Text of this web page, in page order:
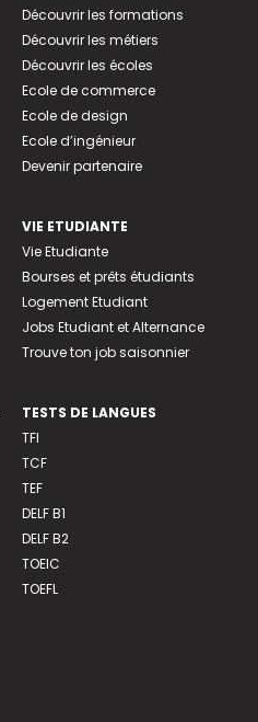
Découvrir les formations
Découvrir les métiers
Découvrir les écoles
Ecole de commerce
Ecole de design
Ecole d’ingénieur
Devenir partenaire
VIE ETUDIANTE
Vie Etudiante
Bourses et prêts étudiants
Logement Etudiant
Jobs Etudiant et Alternance
Trouve ton job saisonnier
TESTS DE LANGUES
TFI
TCF
TEF
DELF B1
DELF B2
TOEIC
TOEFL